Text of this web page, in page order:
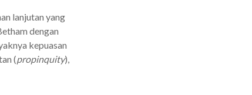
lanjutan yang
dengan
kepuasan
(propinquity),